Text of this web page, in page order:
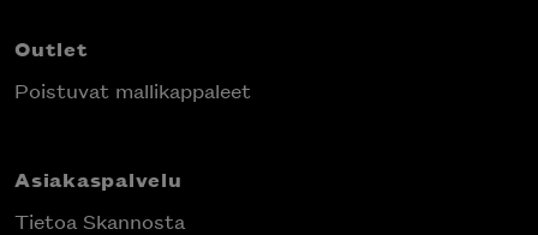
Outlet
Poistuvat mallikappaleet
Asiakaspalvelu
Tietoa Skannosta